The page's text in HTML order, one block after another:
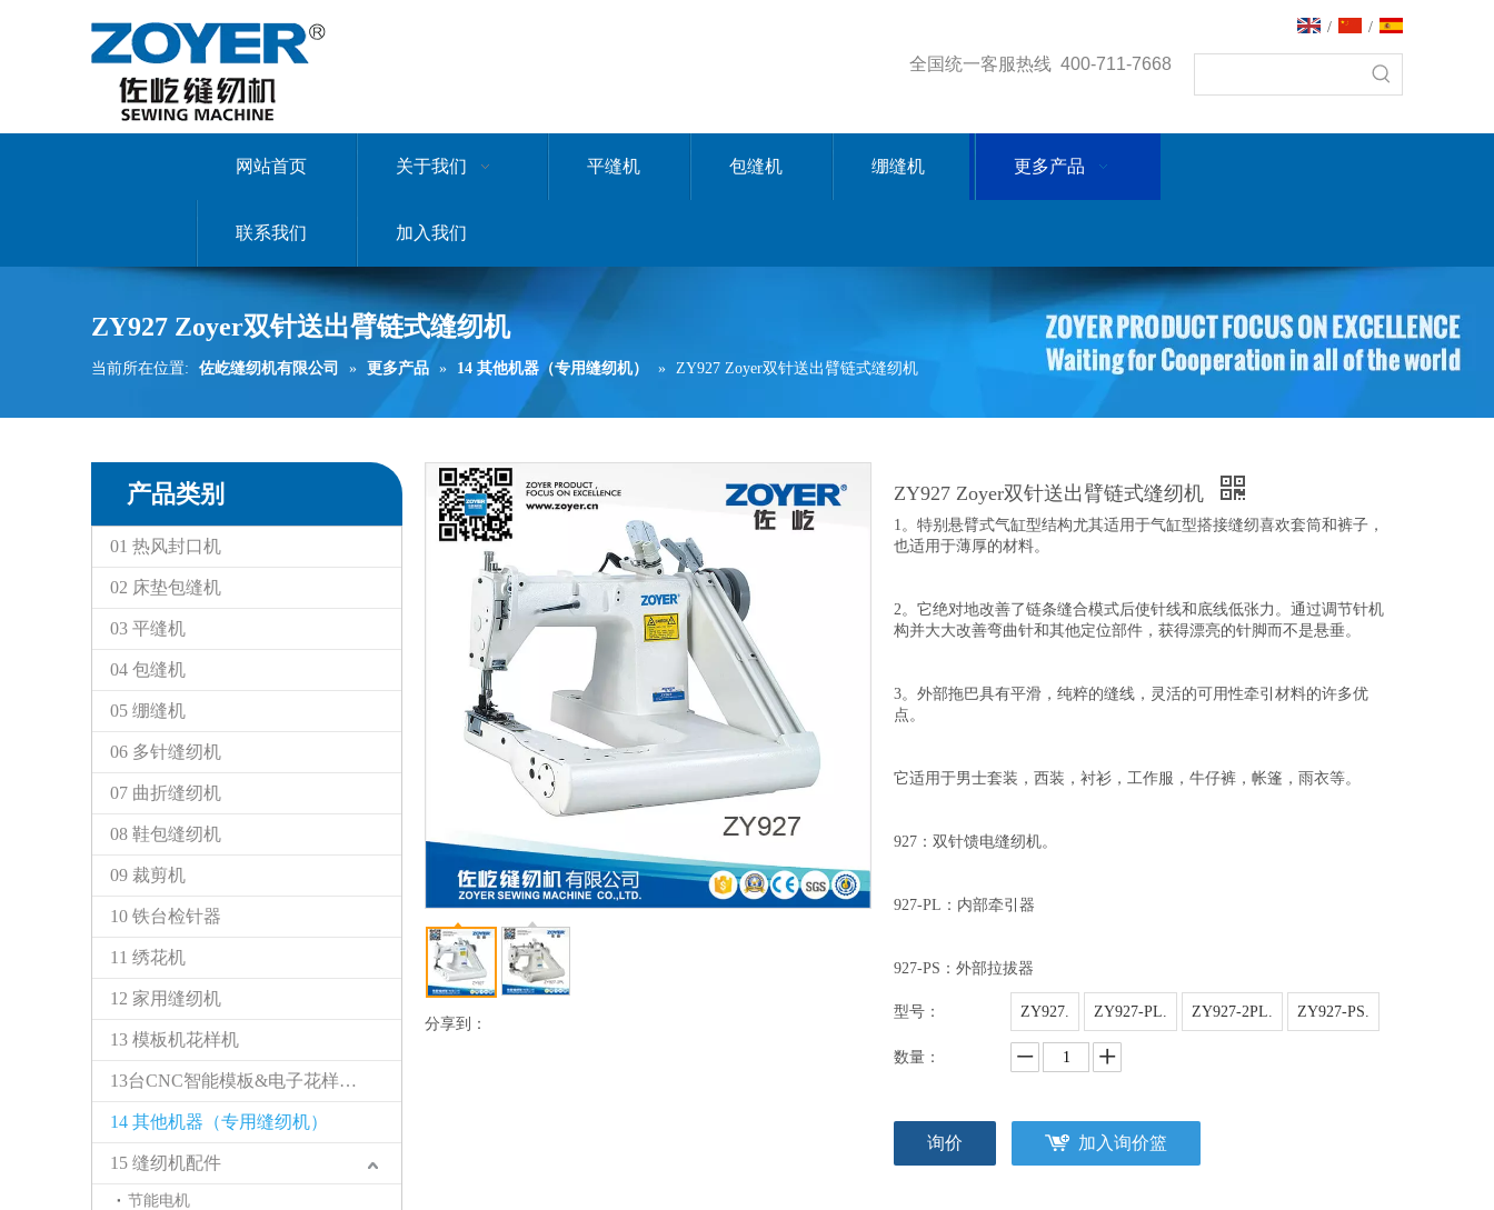
/ /
全国统一客服热线 400-711-7668
网站首页 关于我们 平缝机 包缝机 绷缝机 更多产品
联系我们 加入我们
ZY927 Zoyer双针送出臂链式缝纫机
当前所在位置: 佐屹缝纫机有限公司 » 更多产品 » 14 其他机器（专用缝纫机） » ZY927 Zoyer双针送出臂链式缝纫机
产品类别
01 热风封口机
02 床垫包缝机
03 平缝机
04 包缝机
05 绷缝机
06 多针缝纫机
07 曲折缝纫机
08 鞋包缝纫机
09 裁剪机
10 铁台检针器
11 绣花机
12 家用缝纫机
13 模板机花样机
13台CNC智能模板&电子花样缝纫机
14 其他机器（专用缝纫机）
15 缝纫机配件
节能电机
分享到：
ZY927 Zoyer双针送出臂链式缝纫机
1。特别悬臂式气缸型结构尤其适用于气缸型搭接缝纫喜欢套筒和裤子，
也适用于薄厚的材料。
2。它绝对地改善了链条缝合模式后使针线和底线低张力。通过调节针机
构并大大改善弯曲针和其他定位部件，获得漂亮的针脚而不是悬垂。
3。外部拖巴具有平滑，纯粹的缝线，灵活的可用性牵引材料的许多优
点。
它适用于男士套装，西装，衬衫，工作服，牛仔裤，帐篷，雨衣等。
927：双针馈电缝纫机。
927-PL：内部牵引器
927-PS：外部拉拔器
型号： ZY927. ZY927-PL. ZY927-2PL. ZY927-PS.
数量：
询价 加入询价篮